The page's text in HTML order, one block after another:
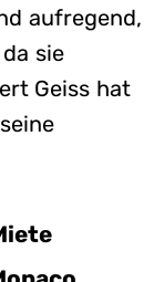
aufregend,
sie
Geiss hat